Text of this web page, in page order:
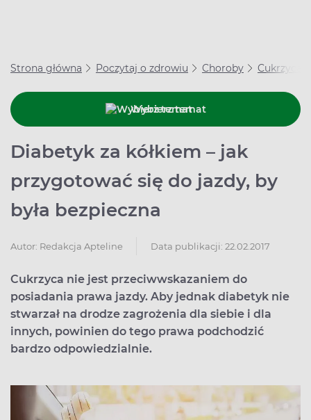
Strona główna Poczytaj o zdrowiu Choroby Cukrzyca
Wybierz temat
Diabetyk za kółkiem – jak
przygotować się do jazdy, by
była bezpieczna
Autor: Redakcja Apteline Data publikacji: 22.02.2017
Cukrzyca nie jest przeciwwskazaniem do
posiadania prawa jazdy. Aby jednak diabetyk nie
stwarzał na drodze zagrożenia dla siebie i dla
innych, powinien do tego prawa podchodzić
bardzo odpowiedzialnie.